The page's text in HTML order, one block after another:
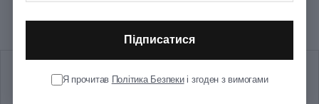
Довжина (см) 37.4
Довжина леза (см)
Рекомендуємо купити разом
Підписатися
Я прочитав Політика Безпекиі згоден з вимогами